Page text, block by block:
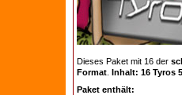
Dieses Paket mit 16 der
Format Inhalt: 16 Tyros
Paket enthält: